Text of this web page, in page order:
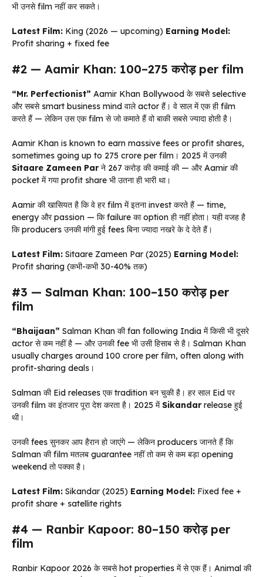
भी उनसे film नहीं कर सकते।
Latest Film: King (2026 — upcoming) Earning Model:
Profit sharing + fixed fee
#2 — Aamir Khan: ₹100–275 करोड़ per film
“Mr. Perfectionist” Aamir Khan Bollywood के सबसे selective
और सबसे smart business mind वाले actor हैं। वे साल में एक ही film
करते हैं — लेकिन उस एक film से जो कमाते हैं वो बाकी सबसे ज्यादा होती है।
Aamir Khan is known to earn massive fees or profit shares,
sometimes going up to ₹275 crore per film। 2025 में उनकी
Sitaare Zameen Parने ₹267 करोड़ की कमाई की — और Aamir की
pocket में गया profit share भी उतना ही भारी था।
Aamir की खासियत है कि वे हर film में इतना invest करते हैं — time,
energy और passion — कि failure का option ही नहीं होता। यही वजह है
कि producers उनकी मांगी हुई fees बिना ज्यादा नखरे के दे देते हैं।
Latest Film: Sitaare Zameen Par (2025) Earning Model:
Profit sharing (कभी-कभी 30-40% तक)
#3 — Salman Khan: ₹100–150 करोड़ per
film
“Bhaijaan” Salman Khan की fan following India में किसी भी दूसरे
actor से कम नहीं है — और उनकी fee भी उसी हिसाब से है। Salman Khan
usually charges around ₹100 crore per film, often along with
profit-sharing deals।
Salman की Eid releases एक tradition बन चुकी है। हर साल Eid पर
उनकी film का इंतजार पूरा देश करता है। 2025 मेंSikandarrelease हुई
थी।
उनकी fees सुनकर आप हैरान हो जाएंगे — लेकिन producers जानते हैं कि
Salman की film मतलब guarantee नहीं तो कम से कम बड़ा opening
weekend तो पक्का है।
Latest Film: Sikandar (2025) Earning Model: Fixed fee +
profit share + satellite rights
#4 — Ranbir Kapoor: ₹80–150 करोड़ per
film
Ranbir Kapoor 2026 के सबसे hot properties में से एक हैं। Animal की